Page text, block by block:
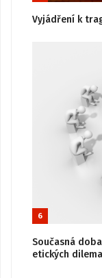
Vyjádření k
6
Současná
etických